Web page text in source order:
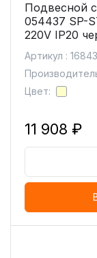
Подвесной
054437 SP-
220V IP20
Артикул :
Цвет:
11 908 ₽